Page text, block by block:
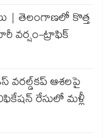
| తెలంగాణలో కొత్త
వర్షం-ట్రాఫిక్
వరల్డ్‌కప్ ఆశలపై
రేసులో మళ్లీ